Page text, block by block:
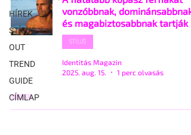
HÍREK
STÍLUS
OUT
TREND
GUIDE
CÍMLAP
vonzóbbnak, dominánsabbnak
és magabiztosabbnak tartják
STÍLUS
Identitás Magazin
2025. aug. 15.
1 perc olvasás